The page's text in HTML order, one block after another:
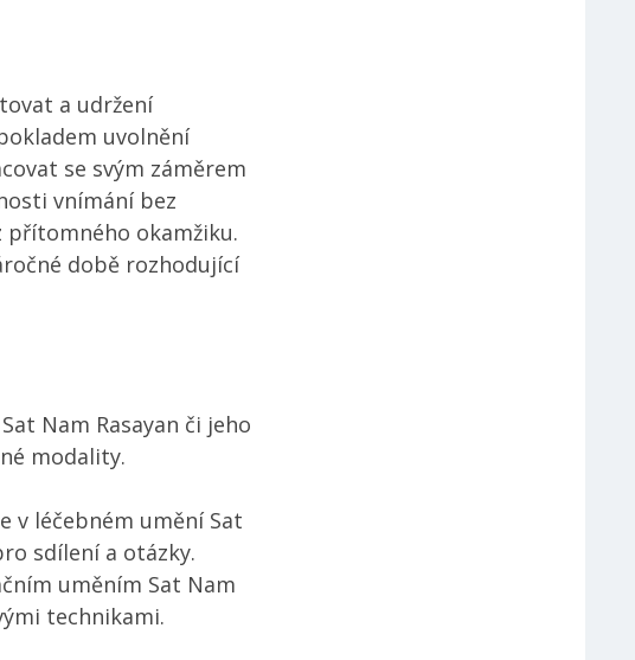
a udržení
uvolnění
se svým záměrem
vnímání bez
přítomného okamžiku.
době rozhodující
Nam Rasayan či jeho
modality.
v léčebném umění Sat
sdílení a otázky.
uměním Sat Nam
technikami.